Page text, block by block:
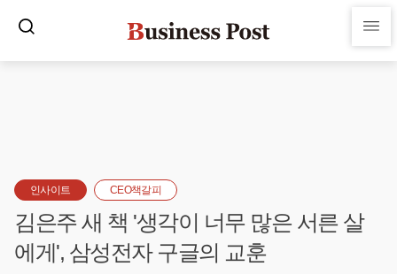
인사이트 CEO책갈피
김은주 새 책 '생각이 너무 많은 서른 살
에게', 삼성전자 구글의 교훈